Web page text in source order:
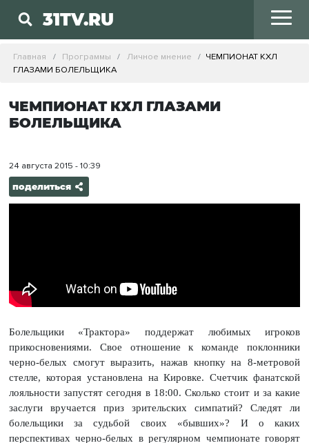
31TV.RU
Главная Программы Личное мнение
ЧЕМПИОНАТ КХЛ
ГЛАЗАМИ БОЛЕЛЬЩИКА
ЧЕМПИОНАТ КХЛ ГЛАЗАМИ
БОЛЕЛЬЩИКА
24 августа 2015 - 10:39
поделиться
Болельщики «Трактора» поддержат любимых игроков
прикосновениями. Свое отношение к команде поклонники
черно-белых смогут выразить, нажав кнопку на 8-метровой
стелле, которая установлена на Кировке. Счетчик фанатской
лояльности запустят сегодня в 18:00. Сколько стоит и за какие
заслуги вручается приз зрительских симпатий? Следят ли
болельщики за судьбой своих «бывших»? И о каких
перспективах черно-белых в регулярном чемпионате говорят